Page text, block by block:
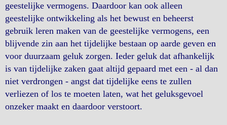
geestelijke vermogens. Daardoor kan ook alleen
geestelijke ontwikkeling als het bewust en beheerst
gebruik leren maken van de geestelijke vermogens, een
blijvende zin aan het tijdelijke bestaan op aarde geven en
voor duurzaam geluk zorgen. Ieder geluk dat afhankelijk
is van tijdelijke zaken gaat altijd gepaard met een - al dan
niet verdrongen - angst dat tijdelijke eens te zullen
verliezen of los te moeten laten, wat het geluksgevoel
onzeker maakt en daardoor verstoort.